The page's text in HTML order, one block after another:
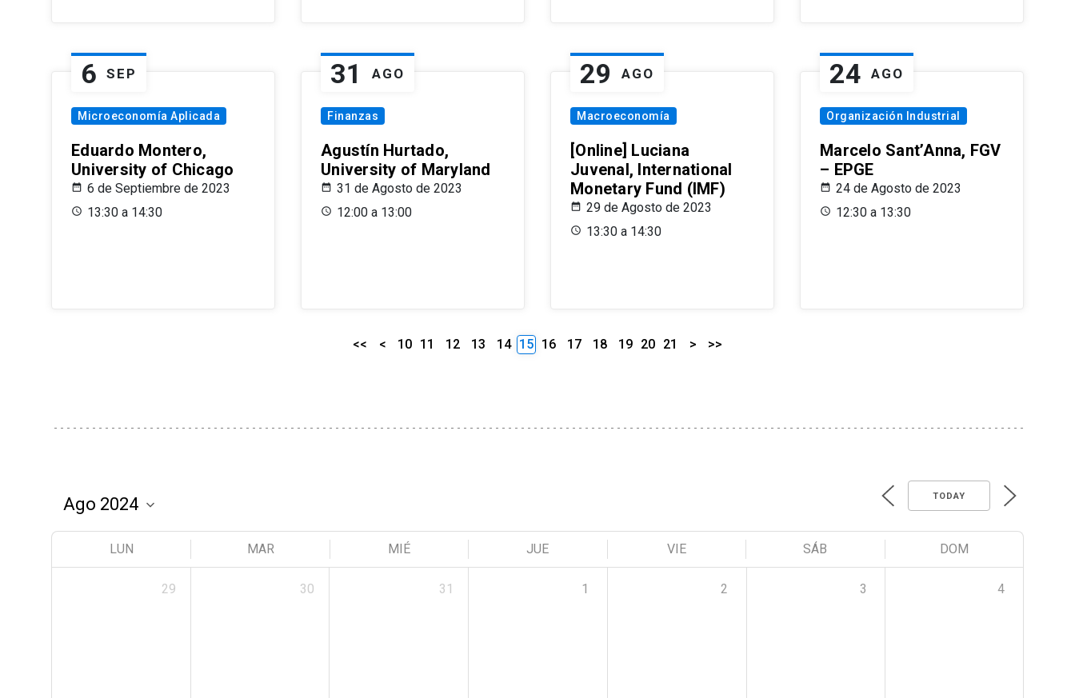
6 SEP
Microeconomía Aplicada
Eduardo Montero,
University of Chicago
6 de Septiembre de 2023
13:30 a 14:30
31 AGO
Finanzas
Agustín Hurtado,
University of Maryland
31 de Agosto de 2023
12:00 a 13:00
29 AGO
Macroeconomía
[Online] Luciana
Juvenal, International
Monetary Fund (IMF)
29 de Agosto de 2023
13:30 a 14:30
24 AGO
Organización Industrial
Marcelo Sant’Anna, FGV
– EPGE
24 de Agosto de 2023
12:30 a 13:30
<< < 10 11 12 13 14 15 16 17 18 19 20 21 > >>
TODAY
LUN MAR MIÉ JUE VIE SÁB DOM
29 30 31 1 2 3 4